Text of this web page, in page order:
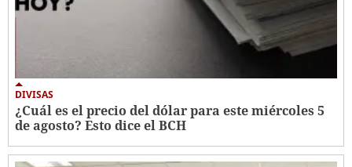
DIVISAS
¿Cuál es el precio del dólar para este miércoles 5
de agosto? Esto dice el BCH